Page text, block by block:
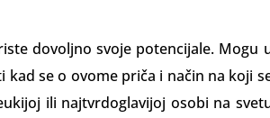
dovoljno svoje potencijale. Mogu
se o ovome priča i način na koji
ili najtvrdoglavijoj osobi na